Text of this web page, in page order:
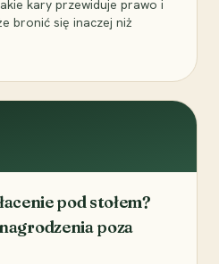
kary przewiduje prawo i
bronić się inaczej niż
pod stołem?
poza